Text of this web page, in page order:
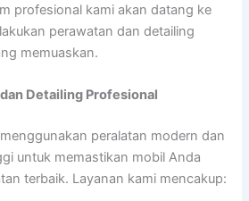
profesional kami akan datang ke
perawatan dan detailing
memuaskan.
Detailing Profesional
peralatan modern dan
untuk memastikan mobil Anda
terbaik. Layanan kami mencakup: